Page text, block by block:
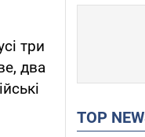
три
два
TOP